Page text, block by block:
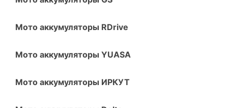
Мото аккумуляторы RDrive
Мото аккумуляторы YUASA
Мото аккумуляторы ИРКУТ